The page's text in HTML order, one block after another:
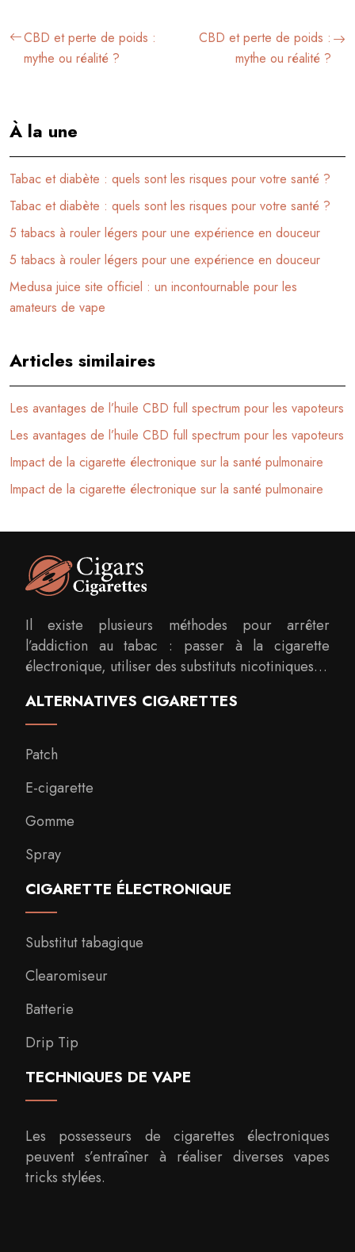
CBD et perte de poids :
mythe ou réalité ?
CBD et perte de poids :
mythe ou réalité ?
À la une
Tabac et diabète : quels sont les risques pour votre santé ?
Tabac et diabète : quels sont les risques pour votre santé ?
5 tabacs à rouler légers pour une expérience en douceur
5 tabacs à rouler légers pour une expérience en douceur
Medusa juice site officiel : un incontournable pour les
amateurs de vape
Articles similaires
Les avantages de l’huile CBD full spectrum pour les vapoteurs
Les avantages de l’huile CBD full spectrum pour les vapoteurs
Impact de la cigarette électronique sur la santé pulmonaire
Impact de la cigarette électronique sur la santé pulmonaire
Il existe plusieurs méthodes pour arrêter
l’addiction au tabac : passer à la cigarette
électronique, utiliser des substituts nicotiniques…
ALTERNATIVES CIGARETTES
Patch
E-cigarette
Gomme
Spray
CIGARETTE ÉLECTRONIQUE
Substitut tabagique
Clearomiseur
Batterie
Drip Tip
TECHNIQUES DE VAPE
Les possesseurs de cigarettes électroniques
peuvent s’entraîner à réaliser diverses vapes
tricks stylées.